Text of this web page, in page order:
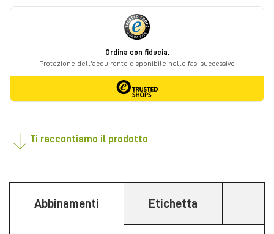
Ti raccontiamo il prodotto
Abbinamenti Etichetta